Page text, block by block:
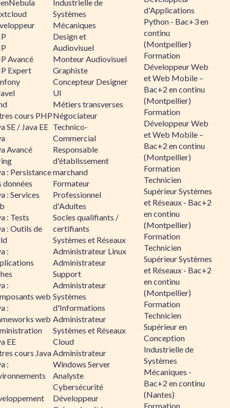
Avancé
Expert
cours PHP
SE / Java EE
Avancé
: Persistance
données
: Services
: Tests
: Outils de
:
:
web
:
web
EE
cours Java
:
Industrielle de
Systèmes
Mécaniques
Design et
Audiovisuel
Monteur Audiovisuel
Graphiste
Concepteur Designer
UI
Métiers transverses
Négociateur
Technico-
Commercial
Responsable
d'établissement
marchand
Formateur
Professionnel
d'Adultes
Socles qualifiants /
certifiants
Systèmes et Réseaux
Administrateur Linux
Administrateur
Support
Administrateur
Systèmes
d'Informations
Administrateur
Systèmes et Réseaux
Cloud
Administrateur
Windows Server
Analyste
Cybersécurité
Développeur
d'Applications
Python - Bac+3 en
continu
(Montpellier)
Formation
Développeur Web
et Web Mobile –
Bac+2 en continu
(Montpellier)
Formation
Développeur Web
et Web Mobile –
Bac+2 en continu
(Montpellier)
Formation
Technicien
Supérieur Systèmes
et Réseaux - Bac+2
en continu
(Montpellier)
Formation
Technicien
Supérieur Systèmes
et Réseaux - Bac+2
en continu
(Montpellier)
Formation
Technicien
Supérieur en
Conception
Industrielle de
Systèmes
Mécaniques -
Bac+2 en continu
(Nantes)
Formation